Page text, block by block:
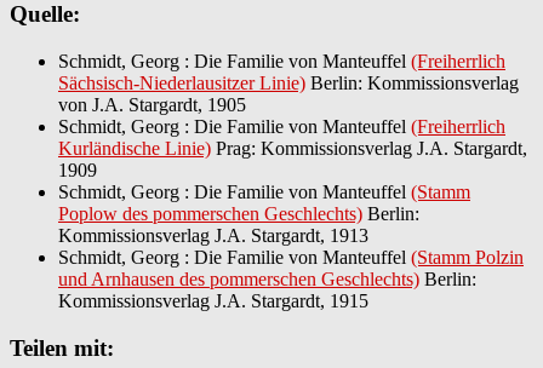
Quelle:
Schmidt, Georg : Die Familie von Manteuffel (Freiherrlich
Sächsisch-Niederlausitzer Linie) Berlin: Kommissionsverlag
von J.A. Stargardt, 1905
Schmidt, Georg : Die Familie von Manteuffel (Freiherrlich
Kurländische Linie) Prag: Kommissionsverlag J.A. Stargardt,
1909
Schmidt, Georg : Die Familie von Manteuffel (Stamm
Poplow des pommerschen Geschlechts) Berlin:
Kommissionsverlag J.A. Stargardt, 1913
Schmidt, Georg : Die Familie von Manteuffel (Stamm Polzin
und Arnhausen des pommerschen Geschlechts) Berlin:
Kommissionsverlag J.A. Stargardt, 1915
Teilen mit: